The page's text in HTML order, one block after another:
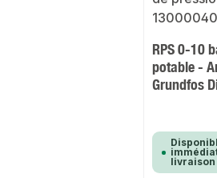
RPS 0-10
potable -
Grundfos